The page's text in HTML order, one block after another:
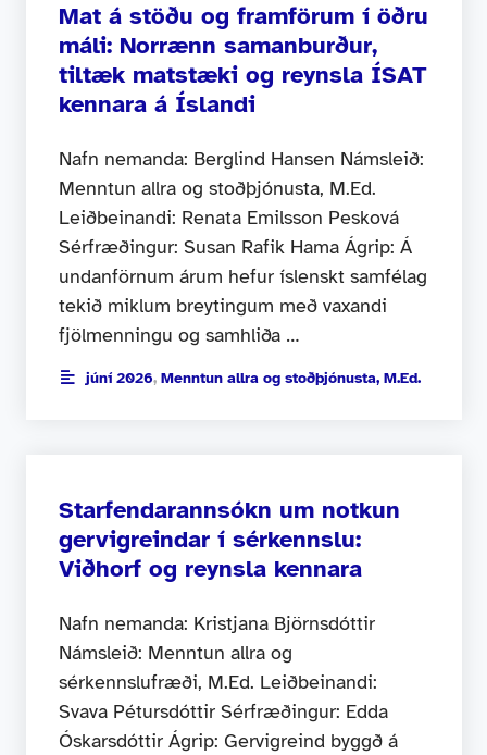
Mat á stöðu og framförum í öðru
máli: Norrænn samanburður,
tiltæk matstæki og reynsla ÍSAT
kennara á Íslandi
Nafn nemanda: Berglind Hansen Námsleið:
Menntun allra og stoðþjónusta, M.Ed.
Leiðbeinandi: Renata Emilsson Pesková
Sérfræðingur: Susan Rafik Hama Ágrip: Á
undanförnum árum hefur íslenskt samfélag
tekið miklum breytingum með vaxandi
fjölmenningu og samhliða …
júní 2026, Menntun allra og stoðþjónusta, M.Ed.
Starfendarannsókn um notkun
gervigreindar í sérkennslu:
Viðhorf og reynsla kennara
Nafn nemanda: Kristjana Björnsdóttir
Námsleið: Menntun allra og
sérkennslufræði, M.Ed. Leiðbeinandi:
Svava Pétursdóttir Sérfræðingur: Edda
Óskarsdóttir Ágrip: Gervigreind byggð á